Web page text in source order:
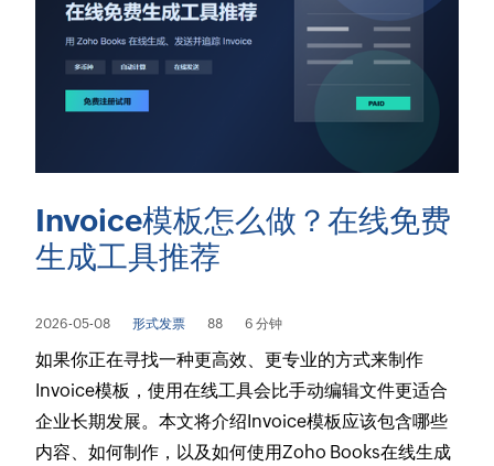
Invoice模板怎么做？在线免费
生成工具推荐
2026-05-08 形式发票 88 6 分钟
如果你正在寻找一种更高效、更专业的方式来制作
Invoice模板，使用在线工具会比手动编辑文件更适合
企业长期发展。本文将介绍Invoice模板应该包含哪些
内容、如何制作，以及如何使用Zoho Books在线生成